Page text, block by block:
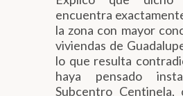
encuentra
la zona con mayor
viviendas de
lo que resulta
haya pensado
Subcentro Centinela,